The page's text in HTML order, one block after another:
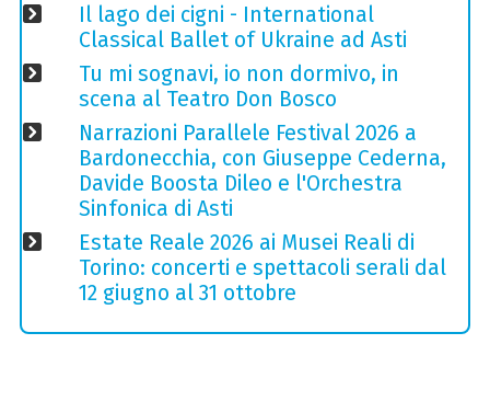
Il lago dei cigni - International
Classical Ballet of Ukraine ad Asti
Tu mi sognavi, io non dormivo, in
scena al Teatro Don Bosco
Narrazioni Parallele Festival 2026 a
Bardonecchia, con Giuseppe Cederna,
Davide Boosta Dileo e l'Orchestra
Sinfonica di Asti
Estate Reale 2026 ai Musei Reali di
Torino: concerti e spettacoli serali dal
12 giugno al 31 ottobre